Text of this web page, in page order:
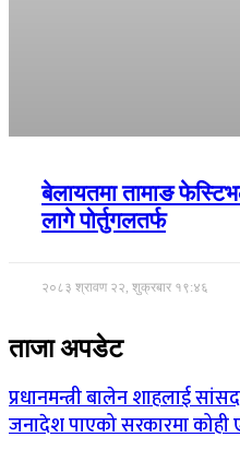
बेलायतमा तामाङ
लागे पोर्तुगलतर्फ
२०८३ श्रावण २२, शुक्रबार १९:४६
ताजा अपडेट
प्रधानमन्त्री बालेन शाहलाई
जनादेश पाएको सरकारमा कोही